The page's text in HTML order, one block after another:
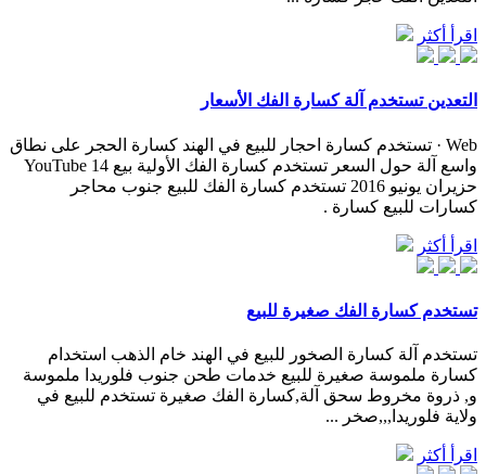
اقرأ أكثر
التعدين تستخدم آلة كسارة الفك الأسعار
Web · تستخدم كسارة احجار للبيع في الهند كسارة الحجر على نطاق
واسع آلة حول السعر تستخدم كسارة الفك الأولية بيع YouTube 14
حزيران يونيو 2016 تستخدم كسارة الفك للبيع جنوب محاجر
كسارات للبيع كسارة .
اقرأ أكثر
تستخدم كسارة الفك صغيرة للبيع
تستخدم آلة كسارة الصخور للبيع في الهند خام الذهب استخدام
كسارة ملموسة صغيرة للبيع خدمات طحن جنوب فلوريدا ملموسة
و, ذروة مخروط سحق آلة,كسارة الفك صغيرة تستخدم للبيع في
ولاية فلوريدا,,,صخر ...
اقرأ أكثر